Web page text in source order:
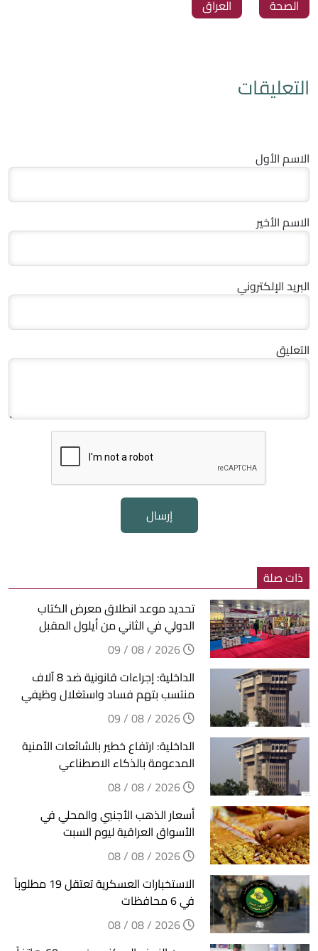
‏الصحة ‏العراق
التعليقات
الاسم الأول
الاسم الأخير
البريد الإلكتروني
التعليق
إرسال
ذات صلة
تحديد موعد انطلاق معرض الكتاب
الدولي في الثاني من أيلول المقبل
الداخلية: إجراءات قانونية ضد 8 آلاف
منتسب بتهم فساد واستغلال وظيفي
الداخلية: ارتفاع خطير بالشائعات الأمنية
المدعومة بالذكاء الاصطناعي
أسعار الذهب الأجنبي والمحلي في
الأسواق العراقية ليوم السبت
الاستخبارات العسكرية تعتقل 19 مطلوباً
في 6 محافظات